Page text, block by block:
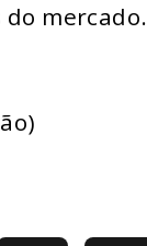
mercado.